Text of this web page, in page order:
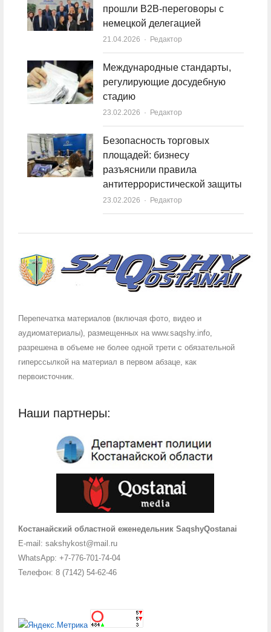
прошли B2B-переговоры с
немецкой делегацией
21.04.2026 Author
Редактор
Международные стандарты,
регулирующие досудебную
стадию
23.02.2026 Author
Редактор
Безопасность торговых
площадей: бизнесу
разъяснили правила
антитеррористической защиты
23.02.2026 Author
Редактор
Перепечатка материалов (включая фото, видео и
аудиоматериалы), размещенных на www.saqshy.info,
разрешена в объеме не более одной трети с обязательной
гиперссылкой на материал в первом абзаце, как
первоисточник.
Наши партнеры:
Костанайский областной еженедельник SaqshyQostanai
E-mail: sakshykost@mail.ru
WhatsApp: +7-776-701-74-04
Телефон: 8 (7142) 54-62-46